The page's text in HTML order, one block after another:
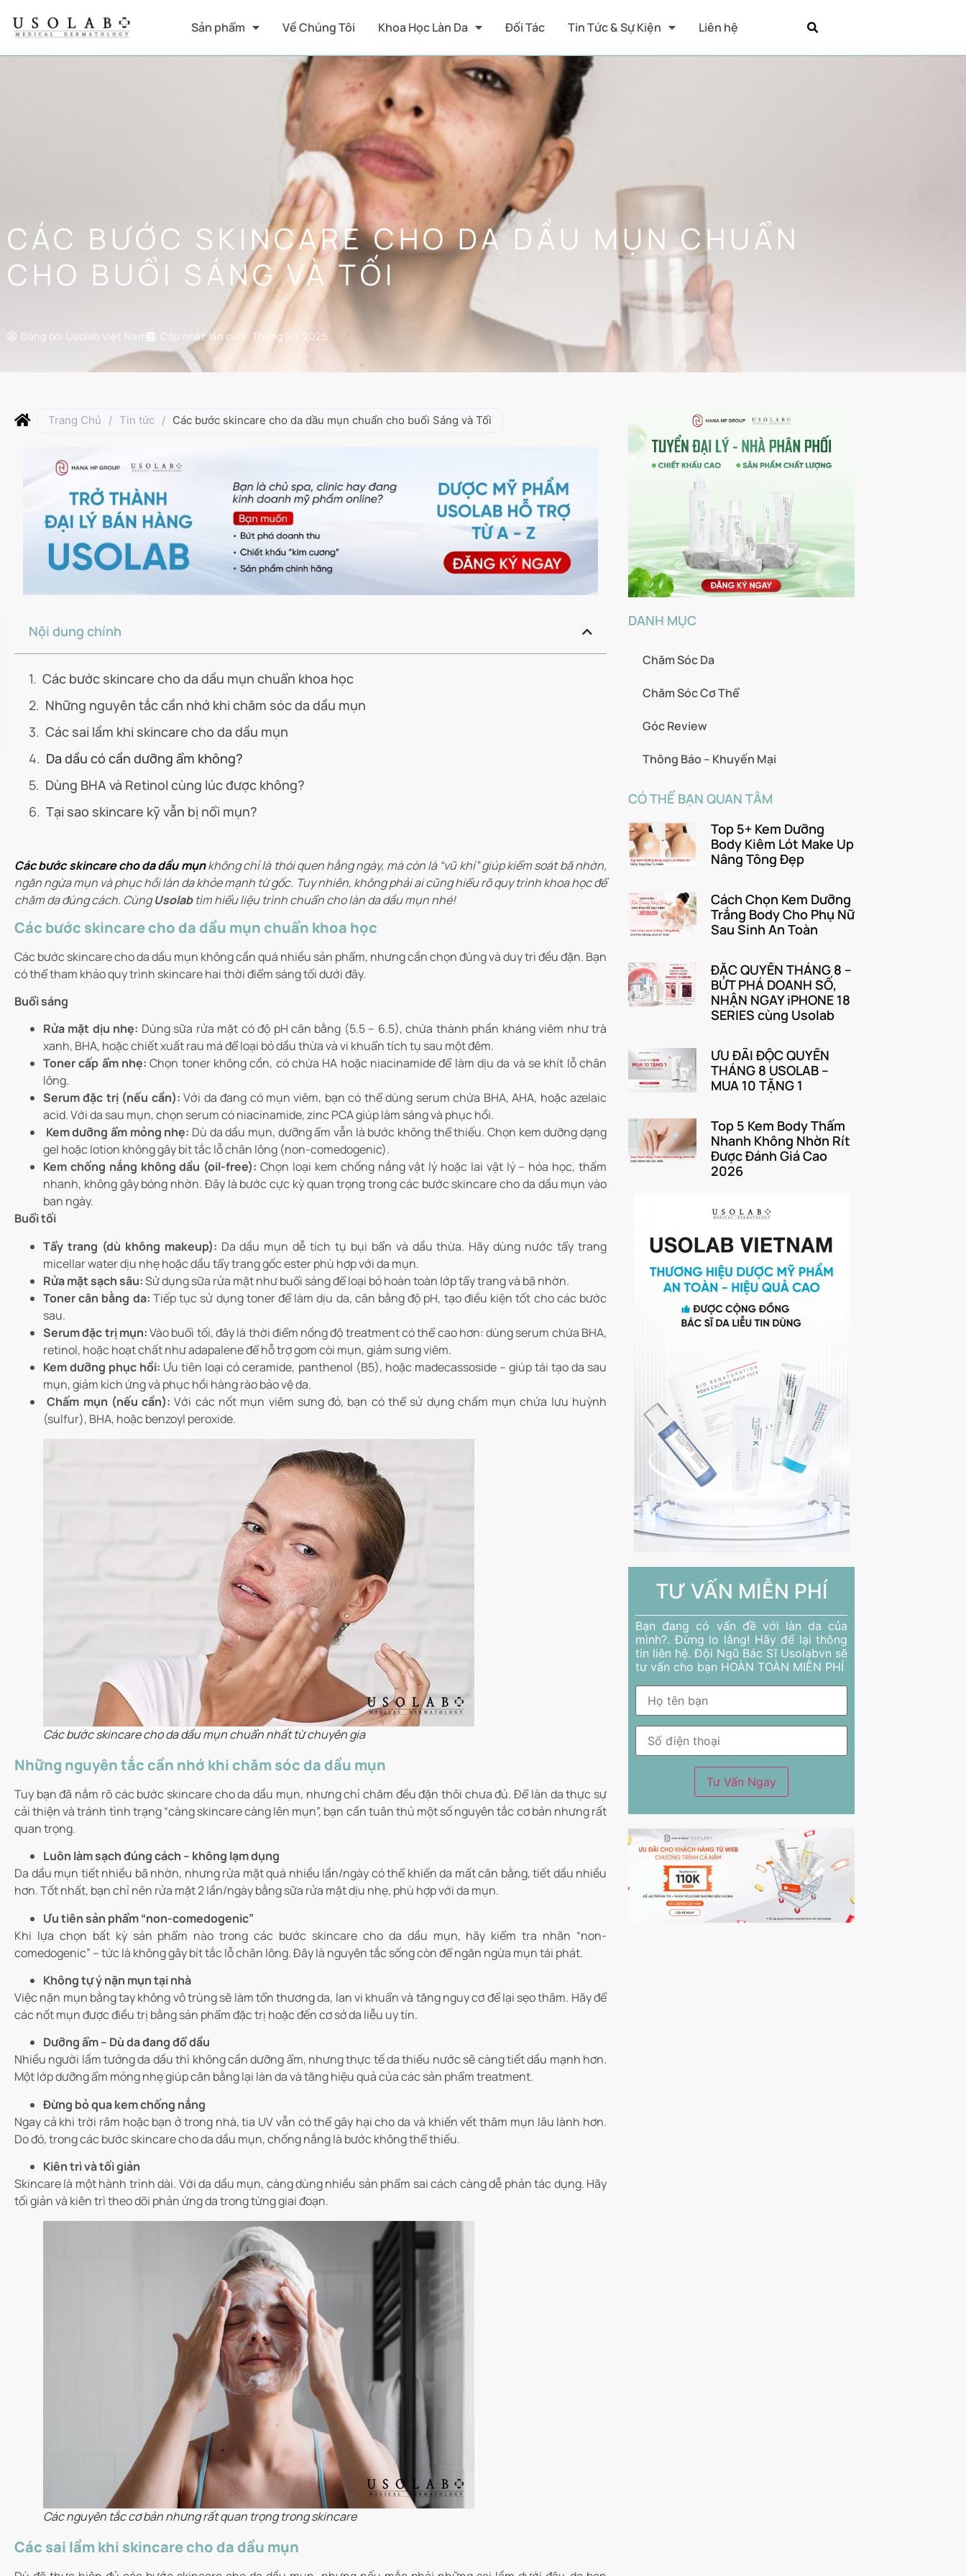
Sản phẩm Về Chúng Tôi Khoa Học Làn Da Đối Tác Tin Tức & Sự Kiện Liên hệ
CÁC BƯỚC SKINCARE CHO DA DẦU MỤN CHUẨN
CHO BUỔI SÁNG VÀ TỐI
Đăng bởi Usolab Việt Nam Cập nhật lần cuối: Tháng 5 1, 2025
Trang Chủ / Tin tức / Các bước skincare cho da dầu mụn chuẩn cho buổi Sáng và Tối
Nội dung chính
Các bước skincare cho da dầu mụn chuẩn khoa học
Những nguyên tắc cần nhớ khi chăm sóc da dầu mụn
Các sai lầm khi skincare cho da dầu mụn
Da dầu có cần dưỡng ẩm không?
Dùng BHA và Retinol cùng lúc được không?
Tại sao skincare kỹ vẫn bị nổi mụn?
Các bước skincare cho da dầu mụnkhông chỉ là thói quen hằng ngày, mà còn là “vũ khí” giúp kiểm soát bã nhờn,
ngăn ngừa mụn và phục hồi làn da khỏe mạnh từ gốc. Tuy nhiên, không phải ai cũng hiểu rõ quy trình khoa học để
chăm da đúng cách. CùngUsolabtìm hiểu liệu trình chuẩn cho làn da dầu mụn nhé!
Các bước skincare cho da dầu mụn chuẩn khoa học
Các bước skincare cho da dầu mụn không cần quá nhiều sản phẩm, nhưng cần chọn đúng và duy trì đều đặn. Bạn
có thể tham khảo quy trình skincare hai thời điểm sáng tối dưới đây.
Buổi sáng
Rửa mặt dịu nhẹ: Dùng sữa rửa mặt có độ pH cân bằng (5.5 – 6.5), chứa thành phần kháng viêm như trà
xanh, BHA, hoặc chiết xuất rau má để loại bỏ dầu thừa và vi khuẩn tích tụ sau một đêm.
Toner cấp ẩm nhẹ:Chọn toner không cồn, có chứa HA hoặc niacinamide để làm dịu da và se khít lỗ chân
lông.
Serum đặc trị (nếu cần):Với da đang có mụn viêm, bạn có thể dùng serum chứa BHA, AHA, hoặc azelaic
acid. Với da sau mụn, chọn serum có niacinamide, zinc PCA giúp làm sáng và phục hồi.
Kem dưỡng ẩm mỏng nhẹ: Dù da dầu mụn, dưỡng ẩm vẫn là bước không thể thiếu. Chọn kem dưỡng dạng
gel hoặc lotion không gây bít tắc lỗ chân lông (non-comedogenic).
Kem chống nắng không dầu (oil-free): Chọn loại kem chống nắng vật lý hoặc lai vật lý – hóa học, thấm
nhanh, không gây bóng nhờn. Đây là bước cực kỳ quan trọng trong các bước skincare cho da dầu mụn vào
ban ngày.
Buổi tối
Tẩy trang (dù không makeup): Da dầu mụn dễ tích tụ bụi bẩn và dầu thừa. Hãy dùng nước tẩy trang
micellar water dịu nhẹ hoặc dầu tẩy trang gốc ester phù hợp với da mụn.
Rửa mặt sạch sâu:Sử dụng sữa rửa mặt như buổi sáng để loại bỏ hoàn toàn lớp tẩy trang và bã nhờn.
Toner cân bằng da: Tiếp tục sử dụng toner để làm dịu da, cân bằng độ pH, tạo điều kiện tốt cho các bước
sau.
Serum đặc trị mụn:Vào buổi tối, đây là thời điểm nồng độ treatment có thể cao hơn: dùng serum chứa BHA,
retinol, hoặc hoạt chất như adapalene để hỗ trợ gom còi mụn, giảm sưng viêm.
Kem dưỡng phục hồi: Ưu tiên loại có ceramide, panthenol (B5), hoặc madecassoside – giúp tái tạo da sau
mụn, giảm kích ứng và phục hồi hàng rào bảo vệ da.
Chấm mụn (nếu cần):Với các nốt mụn viêm sưng đỏ, bạn có thể sử dụng chấm mụn chứa lưu huỳnh
(sulfur), BHA, hoặc benzoyl peroxide.
Các bước skincare cho da dầu mụn chuẩn nhất từ chuyên gia
Những nguyên tắc cần nhớ khi chăm sóc da dầu mụn
Tuy bạn đã nắm rõ các bước skincare cho da dầu mụn, nhưng chỉ chăm đều đặn thôi chưa đủ. Để làn da thực sự
cải thiện và tránh tình trạng “càng skincare càng lên mụn”, bạn cần tuân thủ một số nguyên tắc cơ bản nhưng rất
quan trọng.
Luôn làm sạch đúng cách – không lạm dụng
Da dầu mụn tiết nhiều bã nhờn, nhưng rửa mặt quá nhiều lần/ngày có thể khiến da mất cân bằng, tiết dầu nhiều
hơn. Tốt nhất, bạn chỉ nên rửa mặt 2 lần/ngày bằng sữa rửa mặt dịu nhẹ, phù hợp với da mụn.
Ưu tiên sản phẩm “non-comedogenic”
Khi lựa chọn bất kỳ sản phẩm nào trong các bước skincare cho da dầu mụn, hãy kiểm tra nhãn “non-
comedogenic” – tức là không gây bít tắc lỗ chân lông. Đây là nguyên tắc sống còn để ngăn ngừa mụn tái phát.
Không tự ý nặn mụn tại nhà
Việc nặn mụn bằng tay không vô trùng sẽ làm tổn thương da, lan vi khuẩn và tăng nguy cơ để lại sẹo thâm. Hãy để
các nốt mụn được điều trị bằng sản phẩm đặc trị hoặc đến cơ sở da liễu uy tín.
Dưỡng ẩm – Dù da đang đổ dầu
Nhiều người lầm tưởng da dầu thì không cần dưỡng ẩm, nhưng thực tế da thiếu nước sẽ càng tiết dầu mạnh hơn.
Một lớp dưỡng ẩm mỏng nhẹ giúp cân bằng lại làn da và tăng hiệu quả của các sản phẩm treatment.
Đừng bỏ qua kem chống nắng
Ngay cả khi trời râm hoặc bạn ở trong nhà, tia UV vẫn có thể gây hại cho da và khiến vết thâm mụn lâu lành hơn.
Do đó, trong các bước skincare cho da dầu mụn, chống nắng là bước không thể thiếu.
Kiên trì và tối giản
Skincare là một hành trình dài. Với da dầu mụn, càng dùng nhiều sản phẩm sai cách càng dễ phản tác dụng. Hãy
tối giản và kiên trì theo dõi phản ứng da trong từng giai đoạn.
Các nguyên tắc cơ bản nhưng rất quan trọng trong skincare
Các sai lầm khi skincare cho da dầu mụn
DANH MỤC
Chăm Sóc Da
Chăm Sóc Cơ Thể
Góc Review
Thông Báo – Khuyến Mại
CÓ THỂ BẠN QUAN TÂM
Top 5+ Kem Dưỡng
Body Kiêm Lót Make Up
Nâng Tông Đẹp
Cách Chọn Kem Dưỡng
Trắng Body Cho Phụ Nữ
Sau Sinh An Toàn
ĐẶC QUYỀN THÁNG 8 –
BỨT PHÁ DOANH SỐ,
NHẬN NGAY iPHONE 18
SERIES cùng Usolab
ƯU ĐÃI ĐỘC QUYỀN
THÁNG 8 USOLAB –
MUA 10 TẶNG 1
Top 5 Kem Body Thấm
Nhanh Không Nhờn Rít
Được Đánh Giá Cao
2026
TƯ VẤN MIỄN PHÍ
Bạn đang có vấn đề với làn da của
mình?. Đừng lo lắng! Hãy để lại thông
tin liên hệ. Đội Ngũ Bác Sĩ Usolabvn sẽ
tư vấn cho bạn HOÀN TOÀN MIỄN PHÍ